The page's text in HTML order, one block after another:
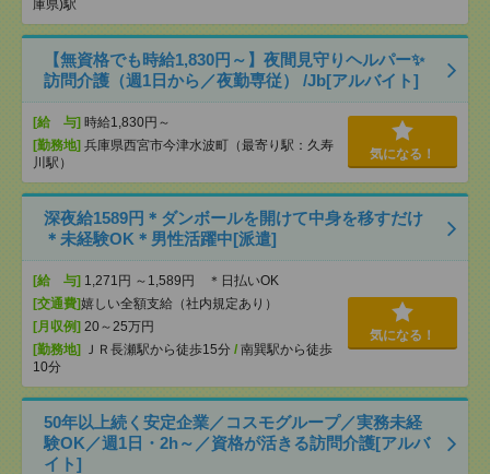
庫県)駅
【無資格でも時給1,830円～】夜間見守りヘルパー✨
訪問介護（週1日から／夜勤専従） /Jb[アルバイト]
[給 与] 時給1,830円～
[勤務地] 兵庫県西宮市今津水波町（最寄り駅：久寿
川駅）
気になる！
深夜給1589円＊ダンボールを開けて中身を移すだけ
＊未経験OK＊男性活躍中[派遣]
[給 与] 1,271円 ～1,589円 ＊日払いOK
[交通費]嬉しい全額支給（社内規定あり）
[月収例] 20～25万円
[勤務地]
ＪＲ長瀬駅から徒歩15分 / 南巽駅から徒歩
10分
気になる！
50年以上続く安定企業／コスモグループ／実務未経
験OK／週1日・2h～／資格が活きる訪問介護[アルバ
イト]